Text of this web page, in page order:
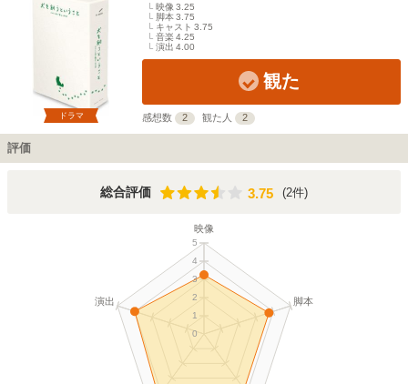
ドラマ
映像 3.25
脚本3.75
キャスト 3.75
音楽4.25
演出 4.00
観た
感想数 2 観た人 2
評価
総合評価 3.75
3.75 (2件)
映像
脚本
演出
0
1
2
3
4
5